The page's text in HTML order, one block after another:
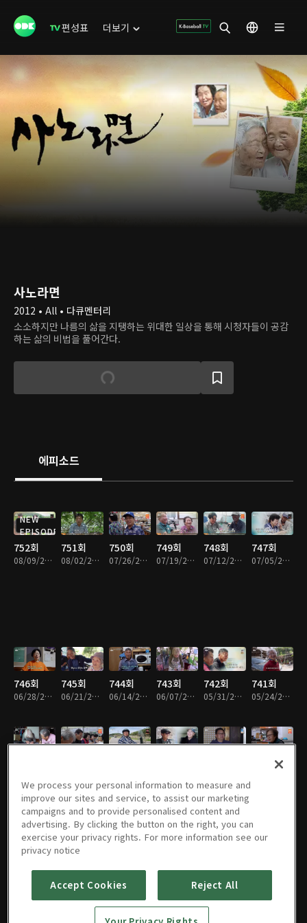
편성표 더보기
사노라면
2012 • All • 다큐멘터리
소소하지만 나름의 삶을 지탱하는 위대한 일상을 통해 시청자들이 공감
하는 삶의 비법을 풀어간다.
에피소드
NEW
EPISODE
752회
08/09/2026 • 57분
751회
08/02/2026 • 58분
750회
07/26/2026 • 57분
749회
07/19/2026 • 57분
748회
07/12/2026 • 57분
747회
07/05/2026 • 57분
746회
06/28/2026 • 58분
745회
06/21/2026 • 57분
744회
06/14/2026 • 57분
743회
06/07/2026 • 58분
742회
05/31/2026 • 57분
741회
05/24/2026 • 58분
735회
734회
04/05/2026 • 57분
733회 732회 731회 730회 729회
We process your personal information to measure and
improve our sites and service, to assist our marketing
campaigns and to provide personalised content and
advertising. By clicking the button on the right, you can
exercise your privacy rights. For more information see our
privacy notice
Accept Cookies Reject All